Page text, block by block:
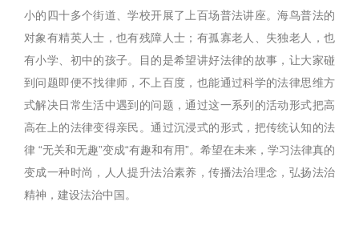
小的四十多个街道、学校开展了上百场普法讲座。海鸟普法的
对象有精英人士，也有残障人士；有孤寡老人、失独老人，也
有小学、初中的孩子。目的是希望讲好法律的故事，让大家碰
到问题即便不找律师，不上百度，也能通过科学的法律思维方
式解决日常生活中遇到的问题，通过这一系列的活动形式把高
高在上的法律变得亲民。通过沉浸式的形式，把传统认知的法
律 “无关和无趣”变成“有趣和有用”。希望在未来，学习法律真的
变成一种时尚，人人提升法治素养，传播法治理念，弘扬法治
精神，建设法治中国。